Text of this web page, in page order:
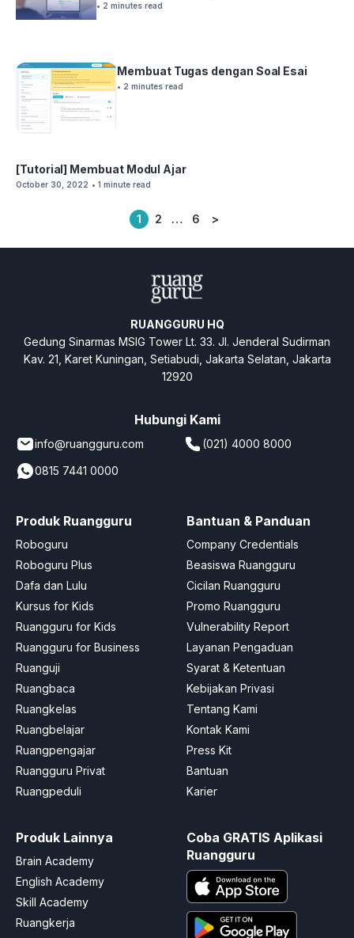
• 2 minutes read
Membuat Tugas dengan Soal Esai
• 2 minutes read
[Tutorial] Membuat Modul Ajar
October 30, 2022 • 1 minute read
Posts
1 2 … 6 >
RUANGGURU HQ
Gedung Sinarmas MSIG Tower Lt. 33. Jl. Jenderal Sudirman
Kav. 21, Karet Kuningan, Setiabudi, Jakarta Selatan, Jakarta
12920
Hubungi Kami
info@ruangguru.com
(021) 4000 8000
0815 7441 0000
Produk Ruangguru
Roboguru
Roboguru Plus
Dafa dan Lulu
Kursus for Kids
Ruangguru for Kids
Ruangguru for Business
Ruanguji
Ruangbaca
Ruangkelas
Ruangbelajar
Ruangpengajar
Ruangguru Privat
Ruangpeduli
Bantuan & Panduan
Company Credentials
Beasiswa Ruangguru
Cicilan Ruangguru
Promo Ruangguru
Vulnerability Report
Layanan Pengaduan
Syarat & Ketentuan
Kebijakan Privasi
Tentang Kami
Kontak Kami
Press Kit
Bantuan
Karier
Produk Lainnya
Brain Academy
English Academy
Skill Academy
Ruangkerja
Coba GRATIS Aplikasi
Ruangguru